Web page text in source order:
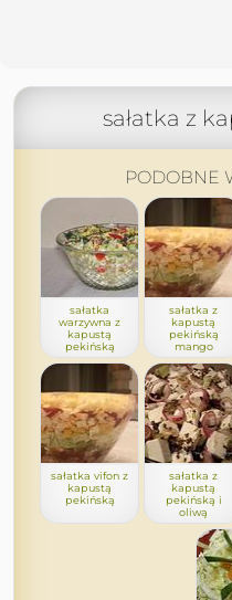
sałatka z
PODOBNE
sałatka
warzywna z
kapustą
pekińską
sałatka z
kapustą
pekińską
mango
sałatka vifon z
kapustą
pekińską
sałatka z
kapustą
pekińską i
oliwą